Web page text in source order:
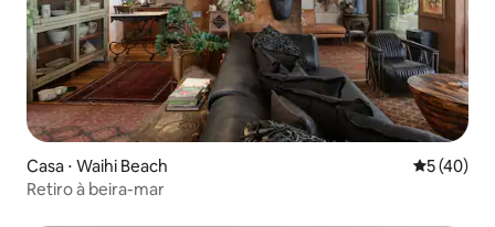
Casa ⋅ Waihi Beach 5 de uma
5 (40)
Retiro à beira-mar